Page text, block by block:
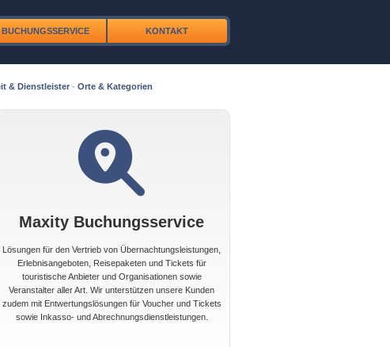
BUCHUNGSSERVICE KONTAKT
& Dienstleister · Orte & Kategorien
Maxity Buchungsservice
Lösungen für den Vertrieb von Übernachtungsleistungen,
Erlebnisangeboten, Reisepaketen und Tickets für
touristische Anbieter und Organisationen sowie
Veranstalter aller Art. Wir unterstützen unsere Kunden
zudem mit Entwertungslösungen für Voucher und Tickets
sowie Inkasso- und Abrechnungsdienstleistungen.